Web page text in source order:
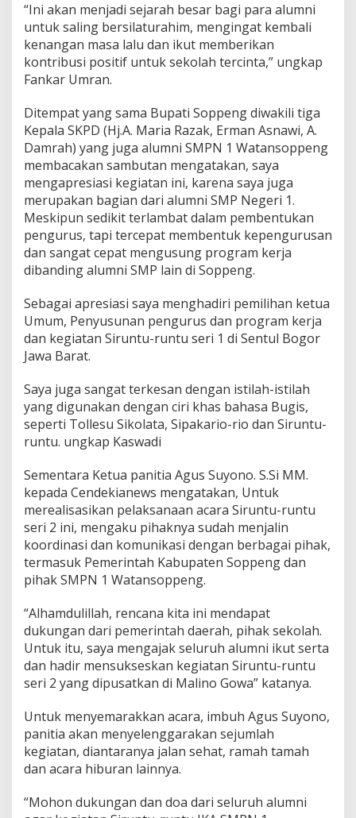
S
p
e
k
t
u
e
r
.
“Ini akan menjadi sejarah besar bagi para alumni
untuk saling bersilaturahim, mengingat kembali
kenangan masa lalu dan ikut memberikan
kontribusi positif untuk sekolah tercinta,” ungkap
Fankar Umran.
Ditempat yang sama Bupati Soppeng diwakili tiga
Kepala SKPD (Hj.A. Maria Razak, Erman Asnawi, A.
Damrah) yang juga alumni SMPN 1 Watansoppeng
membacakan sambutan mengatakan, saya
mengapresiasi kegiatan ini, karena saya juga
merupakan bagian dari alumni SMP Negeri 1.
Meskipun sedikit terlambat dalam pembentukan
pengurus, tapi tercepat membentuk kepengurusan
dan sangat cepat mengusung program kerja
dibanding alumni SMP lain di Soppeng.
Sebagai apresiasi saya menghadiri pemilihan ketua
Umum, Penyusunan pengurus dan program kerja
dan kegiatan Siruntu-runtu seri 1 di Sentul Bogor
Jawa Barat.
Saya juga sangat terkesan dengan istilah-istilah
yang digunakan dengan ciri khas bahasa Bugis,
seperti Tollesu Sikolata, Sipakario-rio dan Siruntu-
runtu. ungkap Kaswadi
Sementara Ketua panitia Agus Suyono. S.Si MM.
kepada Cendekianews mengatakan, Untuk
merealisasikan pelaksanaan acara Siruntu-runtu
seri 2 ini, mengaku pihaknya sudah menjalin
koordinasi dan komunikasi dengan berbagai pihak,
termasuk Pemerintah Kabupaten Soppeng dan
pihak SMPN 1 Watansoppeng.
“Alhamdulillah, rencana kita ini mendapat
dukungan dari pemerintah daerah, pihak sekolah.
Untuk itu, saya mengajak seluruh alumni ikut serta
dan hadir mensukseskan kegiatan Siruntu-runtu
seri 2 yang dipusatkan di Malino Gowa” katanya.
Untuk menyemarakkan acara, imbuh Agus Suyono,
panitia akan menyelenggarakan sejumlah
kegiatan, diantaranya jalan sehat, ramah tamah
dan acara hiburan lainnya.
“Mohon dukungan dan doa dari seluruh alumni